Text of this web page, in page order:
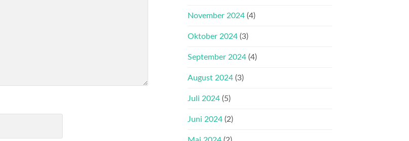
November 2024 (4)
Oktober 2024 (3)
September 2024 (4)
August 2024 (3)
Juli 2024 (5)
Juni 2024 (2)